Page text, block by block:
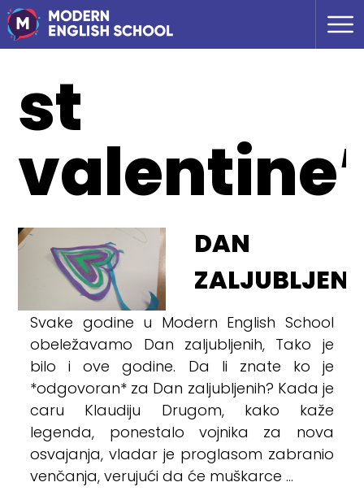
st
DAN
Svake godine u Modern English School
obeležavamo Dan zaljubljenih, Tako je
bilo i ove godine. Da li znate ko je
*odgovoran* za Dan zaljubljenih? Kada je
caru Klaudiju Drugom, kako kaže
legenda, ponestalo vojnika za nova
osvajanja, vladar je proglasom zabranio
venčanja, verujući da će muškarce ...